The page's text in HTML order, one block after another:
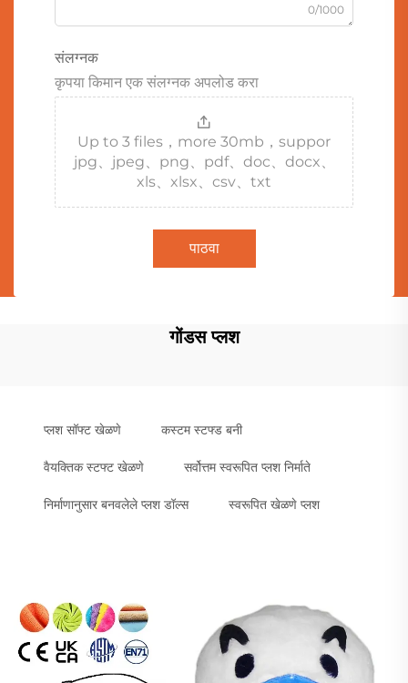
0/1000
संलग्नक
कृपया किमान एक संलग्नक अपलोड करा
Up to 3 files，more 30mb，suppor
jpg、jpeg、png、pdf、doc、docx、
xls、xlsx、csv、txt
पाठवा
गोंडस प्लश
प्लश सॉफ्ट खेळणे कस्टम स्टफ्ड बनी
वैयक्तिक स्टफ्ट खेळणे सर्वोत्तम स्वरूपित प्लश निर्माते
निर्माणानुसार बनवलेले प्लश डॉल्स स्वरूपित खेळणे प्लश